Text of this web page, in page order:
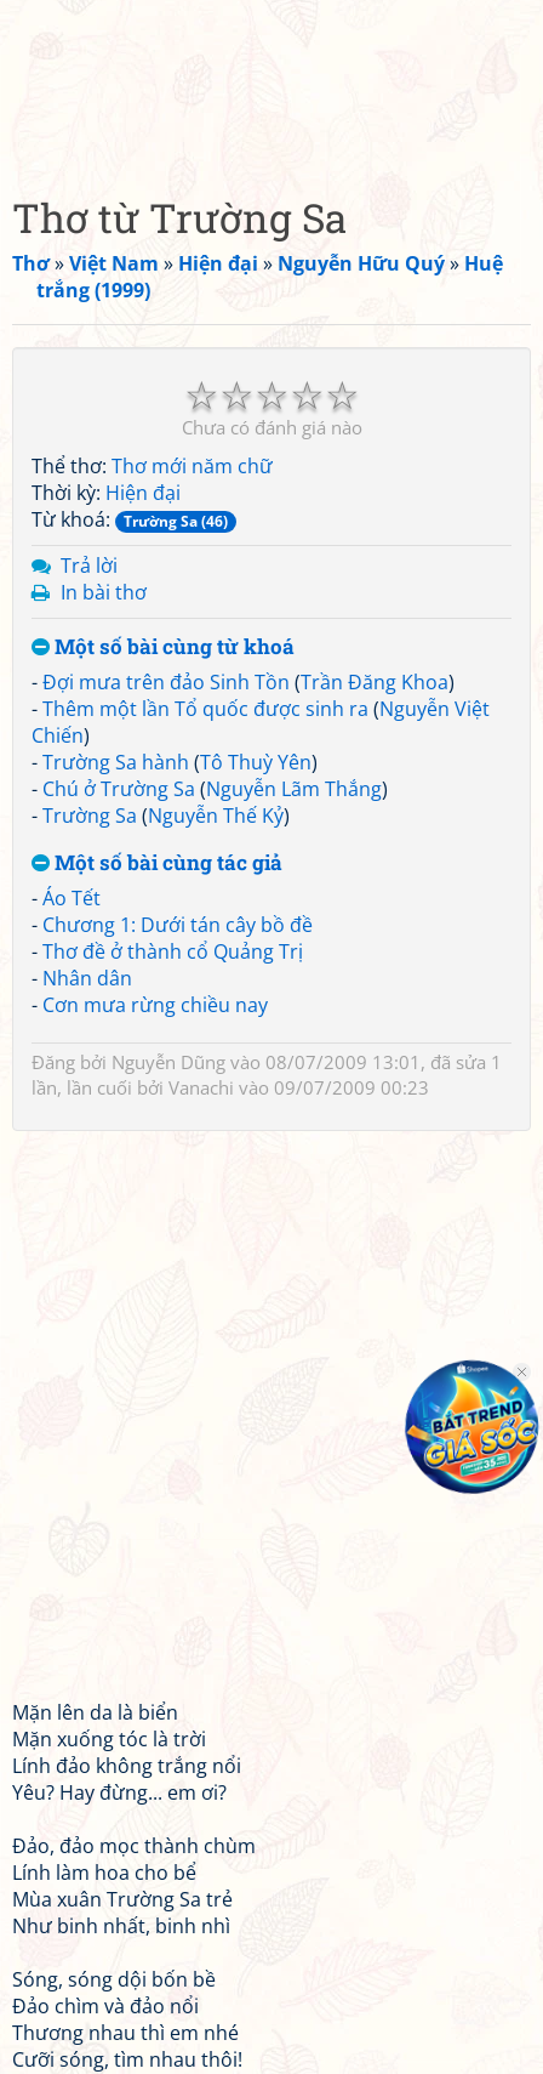
Thơ từ Trường Sa
Thơ»Việt Nam » Hiện đại » Nguyễn Hữu Quý» Huệ
trắng (1999)
☆
☆
☆
☆
☆
Chưa có đánh giá nào
Thể thơ: Thơ mới năm chữ
Thời kỳ: Hiện đại
Từ khoá:
Trường Sa (46)
Trả lời
In bài thơ
Một số bài cùng từ khoá
-Đợi mưa trên đảo Sinh Tồn (Trần Đăng Khoa)
-Thêm một lần Tổ quốc được sinh ra (Nguyễn Việt
Chiến)
-Trường Sa hành (Tô Thuỳ Yên)
- Chú ở Trường Sa (Nguyễn Lãm Thắng)
-Trường Sa (Nguyễn Thế Kỷ)
Một số bài cùng tác giả
-Áo Tết
- Chương 1: Dưới tán cây bồ đề
-Thơ đề ở thành cổ Quảng Trị
- Nhân dân
- Cơn mưa rừng chiều nay
Đăng bởi Nguyễn Dũng vào 08/07/2009 13:01, đã sửa 1
lần, lần cuối bởi Vanachi vào 09/07/2009 00:23
Mặn lên da là biển
Mặn xuống tóc là trời
Lính đảo không trắng nổi
Yêu? Hay đừng... em ơi?
Đảo, đảo mọc thành chùm
Lính làm hoa cho bể
Mùa xuân Trường Sa trẻ
Như binh nhất, binh nhì
Sóng, sóng dội bốn bề
Đảo chìm và đảo nổi
Thương nhau thì em nhé
Cưỡi sóng, tìm nhau thôi!